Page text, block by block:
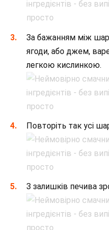
За бажанням між
ягоди, або джем,
легкою кислинкою.
Повторіть так усі
З залишків печива